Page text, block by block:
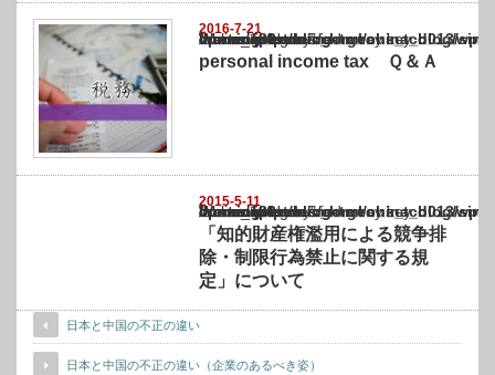
2016-7-21
Warning
: Undefined array key "show_category" in
/home/netst/kuno-cpa.co.jp/public_html/china_blog/wp-content/themes/
on line183
personal income tax Ｑ＆Ａ
2015-5-11
Warning
: Undefined array key "show_category" in
/home/netst/kuno-cpa.co.jp/public_html/china_blog/wp-content/themes/
on line183
「知的財産権濫用による競争排
除・制限行為禁止に関する規
定」について
日本と中国の不正の違い
日本と中国の不正の違い（企業のあるべき姿）